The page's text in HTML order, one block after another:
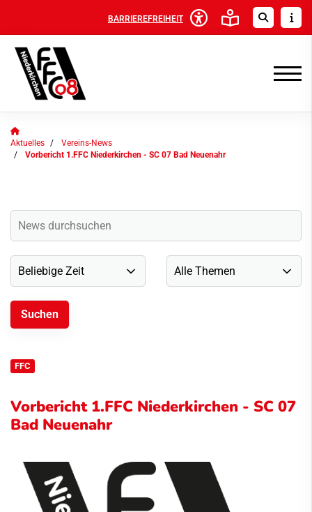
BARRIEREFREIHEIT
Aktuelles
Vereins-News
Vorbericht 1.FFC Niederkirchen - SC 07 Bad Neuenahr
FFC
Vorbericht 1.FFC Niederkirchen - SC 07
Bad Neuenahr